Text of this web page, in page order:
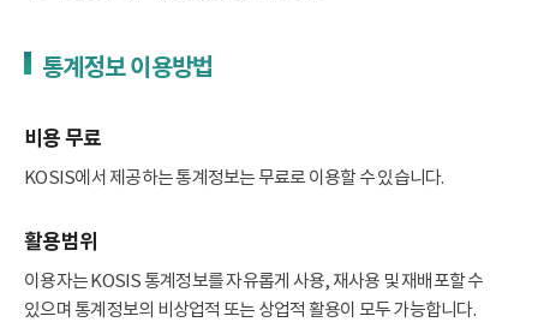
통계정보 이용방법
비용 무료
KOSIS에서 제공하는 통계정보는 무료로 이용할 수 있습니다.
활용범위
이용자는 KOSIS 통계정보를 자유롭게 사용, 재사용 및 재배포할 수
있으며 통계정보의 비상업적 또는 상업적 활용이 모두 가능합니다.